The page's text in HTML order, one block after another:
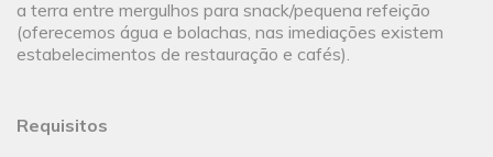
a terra entre mergulhos para snack/pequena refeição
(oferecemos água e bolachas, nas imediações existem
estabelecimentos de restauração e cafés).
Requisitos